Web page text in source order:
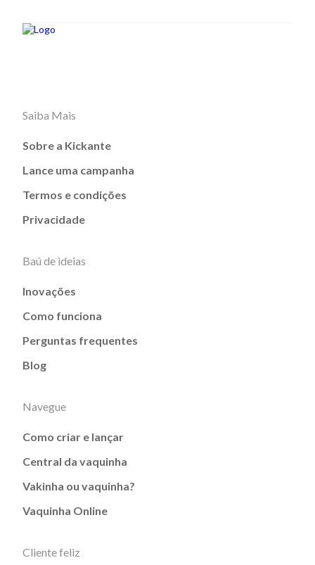
Saiba Mais
Sobre a Kickante
Lance uma campanha
Termos e condições
Privacidade
Baú de ideias
Inovações
Como funciona
Perguntas frequentes
Blog
Navegue
Como criar e lançar
Central da vaquinha
Vakinha ou vaquinha?
Vaquinha Online
Cliente feliz